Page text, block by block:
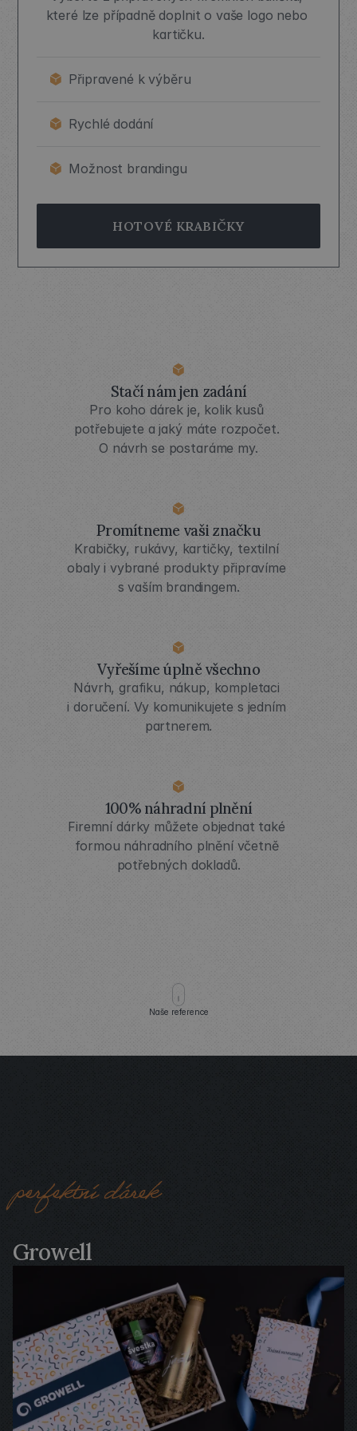
které lze případně doplnit o vaše logo nebo
kartičku.
Připravené k výběru
Rychlé dodání
Možnost brandingu
HOTOVÉ KRABIČKY
Stačí nám jen zadání
Pro koho dárek je, kolik kusů
potřebujete a jaký máte rozpočet.
O návrh se postaráme my.
Promítneme vaši značku
Krabičky, rukávy, kartičky, textilní
obaly i vybrané produkty připravíme
s vaším brandingem.
Vyřešíme úplně všechno
Návrh, grafiku, nákup, kompletaci
i doručení. Vy komunikujete s jedním
partnerem.
100% náhradní plnění
Firemní dárky můžete objednat také
formou náhradního plnění včetně
potřebných dokladů.
Naše reference
perfektní dárek
Growell